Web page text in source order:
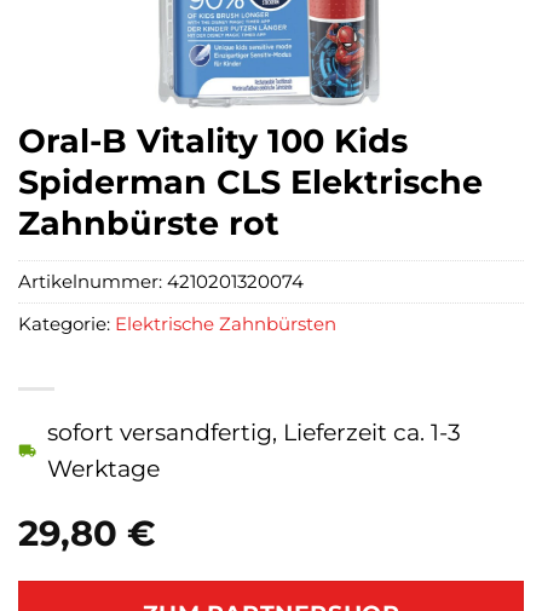
Oral-B Vitality 100 Kids
Spiderman CLS Elektrische
Zahnbürste rot
29,80 €
sofort versandfertig, Lieferzeit ca. 1-3
Werktage
Artikelnummer: 4210201320074
Kategorie: Elektrische Zahnbürsten